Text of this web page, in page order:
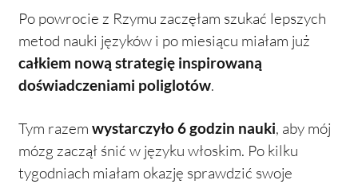
Po powrocie z Rzymu zaczęłam szukać lepszych
metod nauki języków i po miesiącu miałam już
całkiem nową strategię inspirowaną
doświadczeniami poliglotów.
Tym razem wystarczyło 6 godzin nauki, aby mój
mózg zaczął śnić w języku włoskim. Po kilku
tygodniach miałam okazję sprawdzić swoje